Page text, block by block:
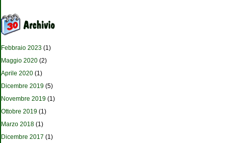
Febbraio 2023 (1)
Maggio 2020 (2)
Aprile 2020 (1)
Dicembre 2019 (5)
Novembre 2019 (1)
Ottobre 2019 (1)
Marzo 2018 (1)
Dicembre 2017 (1)